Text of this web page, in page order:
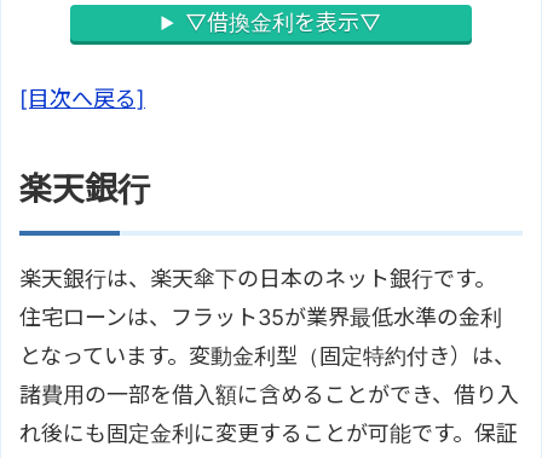
▽借換金利を表示▽
[目次へ戻る]
楽天銀行
楽天銀行は、楽天傘下の日本のネット銀行です。
住宅ローンは、フラット35が業界最低水準の金利
となっています。変動金利型（固定特約付き）は、
諸費用の一部を借入額に含めることができ、借り入
れ後にも固定金利に変更することが可能です。保証